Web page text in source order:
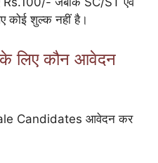
शुल्क नहीं है।
लिए कौन आवेदन
Candidates आवेदन कर